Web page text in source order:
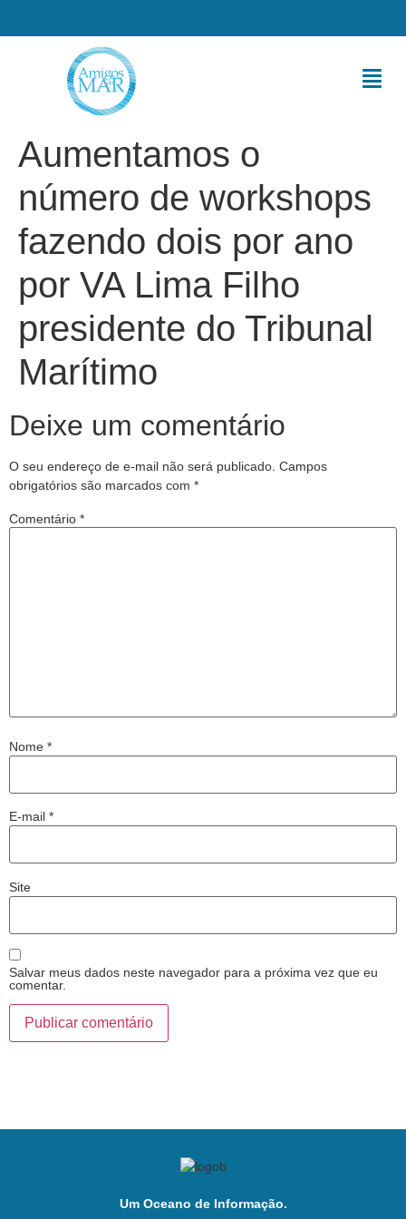
Aumentamos o
número de workshops
fazendo dois por ano
por VA Lima Filho
presidente do Tribunal
Marítimo
Deixe um comentário
O seu endereço de e-mail não será publicado. Campos
obrigatórios são marcados com *
Comentário *
Nome *
E-mail *
Site
Salvar meus dados neste navegador para a próxima vez que eu
comentar.
Um Oceano de Informação.